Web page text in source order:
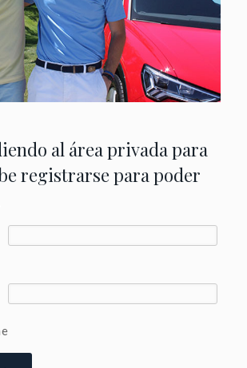
al área privada para
registrarse para poder